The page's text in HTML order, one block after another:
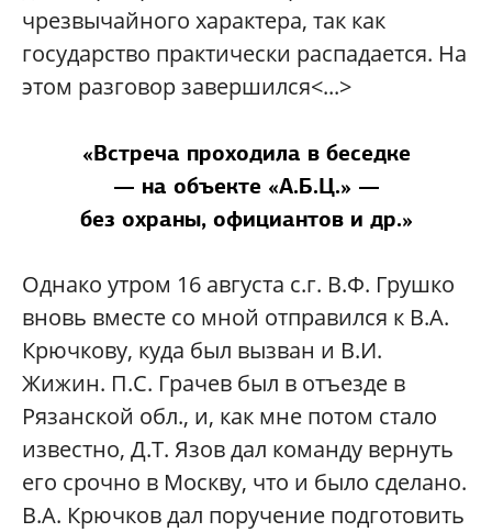
чрезвычайного характера, так как
государство практически распадается. На
этом разговор завершился<...>
«Встреча проходила в беседке
— на объекте «А.Б.Ц.» —
без охраны, официантов и др.»
Однако утром 16 августа с.г. В.Ф. Грушко
вновь вместе со мной отправился к В.А.
Крючкову, куда был вызван и В.И.
Жижин. П.С. Грачев был в отъезде в
Рязанской обл., и, как мне потом стало
известно, Д.Т. Язов дал команду вернуть
его срочно в Москву, что и было сделано.
В.А. Крючков дал поручение подготовить